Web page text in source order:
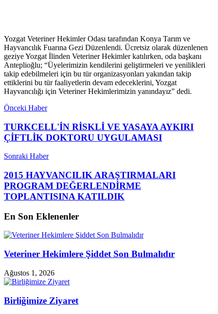
Yozgat Veteriner Hekimler Odası tarafından Konya Tarım ve
Hayvancılık Fuarına Gezi Düzenlendi. Ücretsiz olarak düzenlenen
geziye Yozgat İlinden Veteriner Hekimler katılırken, oda başkanı
Anteplioğlu; “Üyelerimizin kendilerini geliştirmeleri ve yenilikleri
takip edebilmeleri için bu tür organizasyonları yakından takip
ettiklerini bu tür faaliyetlerin devam edeceklerini, Yozgat
Hayvancılığı için Veteriner Hekimlerimizin yanındayız” dedi.
Önceki Haber
TURKCELL'İN RİSKLİ VE YASAYA AYKIRI
ÇİFTLİK DOKTORU UYGULAMASI
Sonraki Haber
2015 HAYVANCILIK ARAŞTIRMALARI
PROGRAM DEĞERLENDİRME
TOPLANTISINA KATILDIK
En Son Eklenenler
Veteriner Hekimlere Şiddet Son Bulmalıdır
Ağustos 1, 2026
Birliğimize Ziyaret